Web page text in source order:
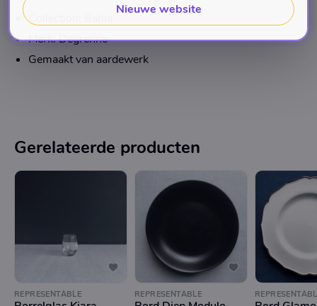
Collection: Bahia
Merk: Degrenne
Gemaakt van aardewerk
Gerelateerde producten
REPRESENTABLE REPRESENTABLE
Nieuwe website